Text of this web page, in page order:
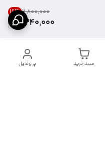
۲٬۸۰۰٬۰۰۰ 16%
2,340,000
پروفایل سبد خرید